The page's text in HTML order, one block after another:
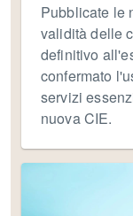
Pubblicate le
validità delle
definitivo
confermato
servizi
nuova CIE.